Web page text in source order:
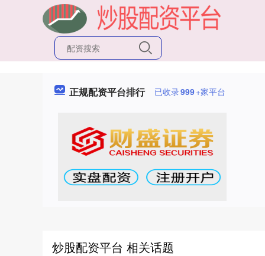
正规配资平台排行 已收录999+家平台
炒股配资平台 相关话题